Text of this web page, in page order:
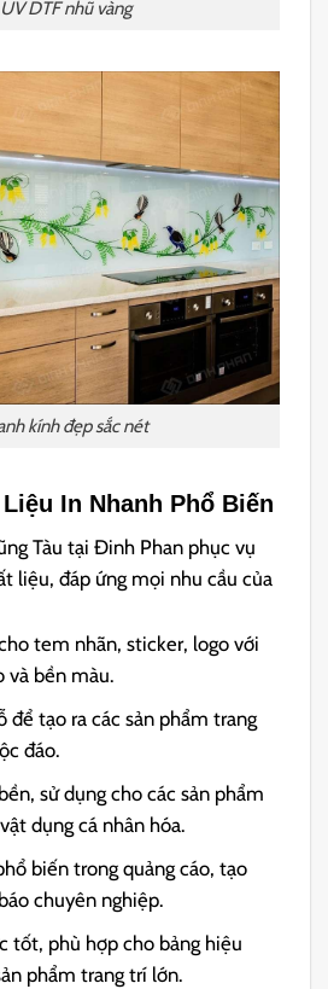
DTF nhũ vàng
kính đẹp sắc nét
In Nhanh Phổ Biến
Tàu tại Đinh Phan phục vụ
liệu, đáp ứng mọi nhu cầu của
tem nhãn, sticker, logo với
và bền màu.
để tạo ra các sản phẩm trang
đáo.
sử dụng cho các sản phẩm
dụng cá nhân hóa.
biến trong quảng cáo, tạo
chuyên nghiệp.
tốt, phù hợp cho bảng hiệu
phẩm trang trí lớn.